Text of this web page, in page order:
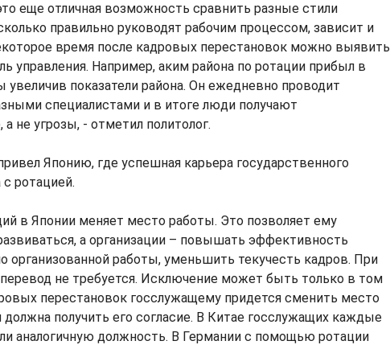
еще отличная возможность сравнить разные стили
правильно руководят рабочим процессом, зависит и
время после кадровых перестановок можно выявить
управления. Например, аким района по ротации прибыл в
увеличив показатели района. Он ежедневно проводит
специалистами и в итоге люди получают
не угрозы, - отметил политолог.
Японию, где успешная карьера государственного
ротацией.
в Японии меняет место работы. Это позволяет ему
а организации – повышать эффективность
организованной работы, уменьшить текучесть кадров. При
не требуется. Исключение может быть только в том
перестановок госслужащему придется сменить место
получить его согласие. В Китае госслужащих каждые
аналогичную должность. В Германии с помощью ротации